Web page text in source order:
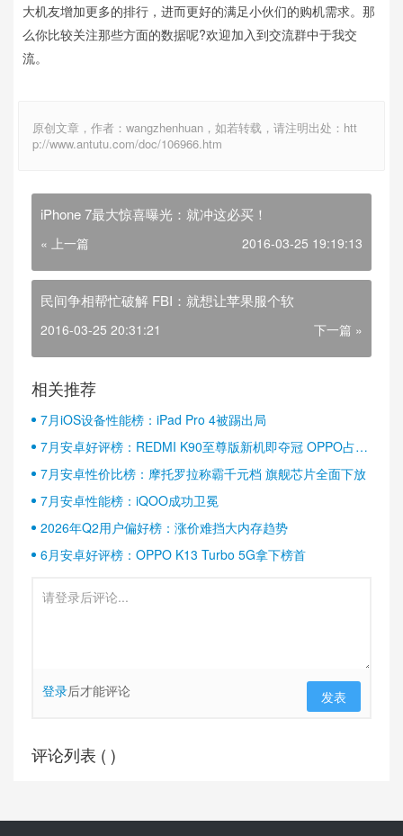
大机友增加更多的排行，进而更好的满足小伙们的购机需求。那
么你比较关注那些方面的数据呢?欢迎加入到交流群中于我交
流。
原创文章，作者：wangzhenhuan，如若转载，请注明出处：htt
p://www.antutu.com/doc/106966.htm
iPhone 7最大惊喜曝光：就冲这必买！
« 上一篇 2016-03-25 19:19:13
民间争相帮忙破解 FBI：就想让苹果服个软
2016-03-25 20:31:21 下一篇 »
相关推荐
7月iOS设备性能榜：iPad Pro 4被踢出局
7月安卓好评榜：REDMI K90至尊版新机即夺冠 OPPO占据
半壁江山
7月安卓性价比榜：摩托罗拉称霸千元档 旗舰芯片全面下放
7月安卓性能榜：iQOO成功卫冕
2026年Q2用户偏好榜：涨价难挡大内存趋势
6月安卓好评榜：OPPO K13 Turbo 5G拿下榜首
登录后才能评论 发表
评论列表 ( )